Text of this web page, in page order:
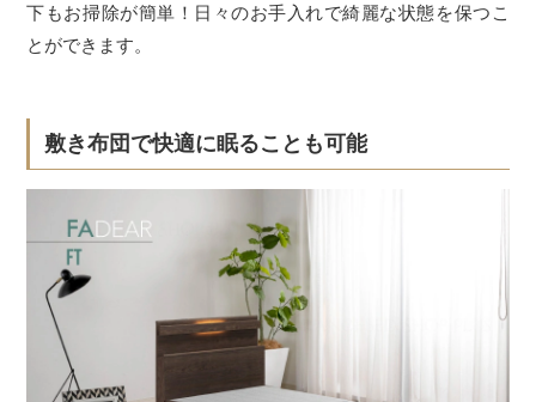
下もお掃除が簡単！日々のお手入れで綺麗な状態を保つこ
とができます。
敷き布団で快適に眠ることも可能